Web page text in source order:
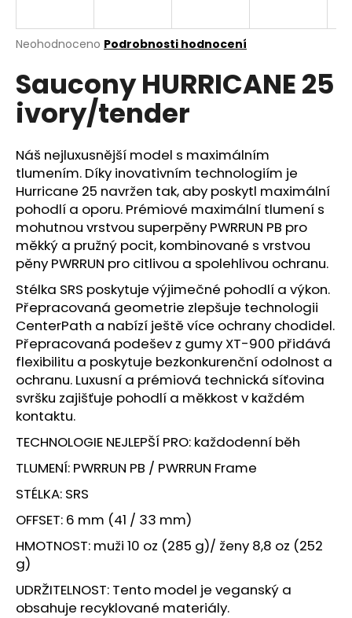
Průměrné
produktu
je
0,0
hvězdiček.
Neohodnoceno Podrobnosti hodnocení
Saucony HURRICANE 25
ivory/tender
Náš nejluxusnější model s maximálním
tlumením. Díky inovativním technologiím je
Hurricane 25 navržen tak, aby poskytl maximální
pohodlí a oporu. Prémiové maximální tlumení s
mohutnou vrstvou superpěny PWRRUN PB pro
měkký a pružný pocit, kombinované s vrstvou
pěny PWRRUN pro citlivou a spolehlivou ochranu.
Stélka SRS poskytuje výjimečné pohodlí a výkon.
Přepracovaná geometrie zlepšuje technologii
CenterPath a nabízí ještě více ochrany chodidel.
Přepracovaná podešev z gumy XT-900 přidává
flexibilitu a poskytuje bezkonkurenční odolnost a
ochranu. Luxusní a prémiová technická síťovina
svršku zajišťuje pohodlí a měkkost v každém
kontaktu.
TECHNOLOGIE NEJLEPŠÍ PRO: každodenní běh
TLUMENÍ: PWRRUN PB / PWRRUN Frame
STÉLKA: SRS
OFFSET: 6 mm (41 / 33 mm)
HMOTNOST: muži 10 oz (285 g)/ ženy 8,8 oz (252
g)
UDRŽITELNOST: Tento model je veganský a
obsahuje recyklované materiály.
j
t
?
HLEDAT
D
o
p
o
r
u
č
u
j
e
m
e
MERRELL
HYDRO
MOC
BLACK/MOSSTONE
1
399
Kč